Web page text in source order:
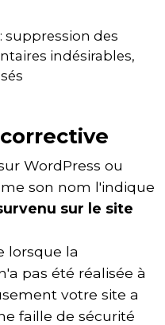
suppression des
indésirables,
WordPress ou
son nom l'indique
sur le site
lorsque la
pas été réalisée à
votre site a
faille de sécurité